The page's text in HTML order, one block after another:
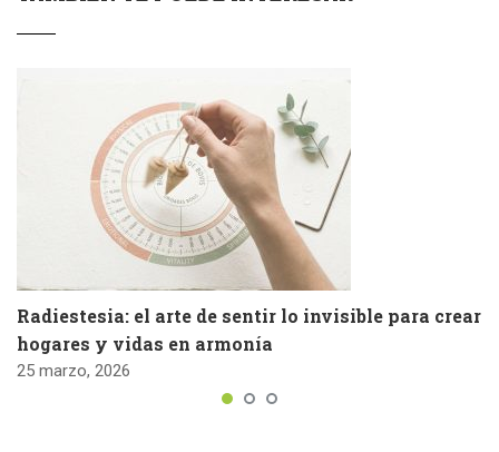
Radiestesia: el arte de sentir lo invisible para crear
hogares y vidas en armonía
25 marzo, 2026